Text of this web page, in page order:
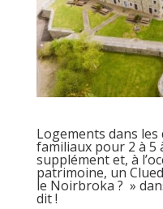
Logements dans
familiaux pour 2 à 5
supplément et, à
patrimoine, un
le Noirbroka ? »
dit !